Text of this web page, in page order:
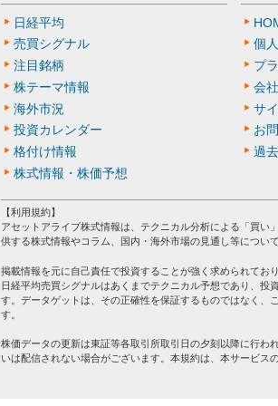
日経平均
売買シグナル
注目銘柄
株テーマ情報
海外市況
投資カレンダー
格付け情報
株式情報・株価予想
個
プ
会
サ
お
過
【利用規約】
アセットアライブ株式情報は、テクニカル分析による「買
供する株式情報やコラム、国内・海外市場の見通し等につい
掲載情報を元に自己責任で投資することが強く求められてお
日経平均売買シグナルはあくまでテクニカル予想であり、投
す。データゲットは、その正確性を保証するものではなく、
す。
株価データの更新は東証等各取引所取引日の夕刻以降に行わ
いは配信されない場合がございます。本規約は、本サービス